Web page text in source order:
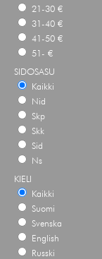
21-30 €
31-40 €
41-50 €
51- €
SIDOSASU
Kaikki
Nid
Skp
Skk
Sid
Ns
KIELI
Kaikki
Suomi
Svenska
English
Russki